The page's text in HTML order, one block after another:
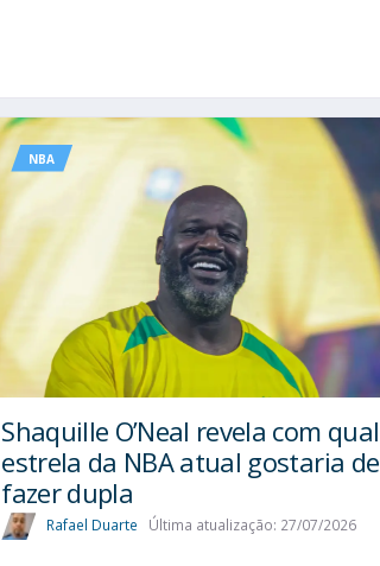
NBA
Shaquille O’Neal revela com qual
estrela da NBA atual gostaria de
fazer dupla
Rafael Duarte Última atualização: 27/07/2026